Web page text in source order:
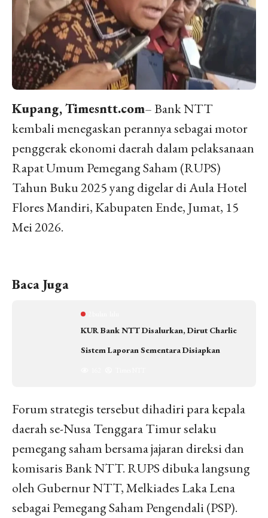
Kupang, Timesntt.com– Bank NTT
kembali menegaskan perannya sebagai motor
penggerak ekonomi daerah dalam pelaksanaan
Rapat Umum Pemegang Saham (RUPS)
Tahun Buku 2025 yang digelar di Aula Hotel
Flores Mandiri, Kabupaten Ende, Jumat, 15
Mei 2026.
Baca Juga
KUR Bank NTT Disalurkan, Dirut Charlie
Sistem Laporan Sementara Disiapkan
Forum strategis tersebut dihadiri para kepala
daerah se-Nusa Tenggara Timur selaku
pemegang saham bersama jajaran direksi dan
komisaris Bank NTT. RUPS dibuka langsung
oleh Gubernur NTT, Melkiades Laka Lena
sebagai Pemegang Saham Pengendali (PSP).